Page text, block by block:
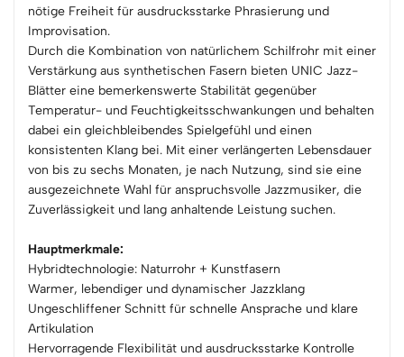
nötige Freiheit für ausdrucksstarke Phrasierung und
Improvisation.
Durch die Kombination von natürlichem Schilfrohr mit einer
Verstärkung aus synthetischen Fasern bieten UNIC Jazz-
Blätter eine bemerkenswerte Stabilität gegenüber
Temperatur- und Feuchtigkeitsschwankungen und behalten
dabei ein gleichbleibendes Spielgefühl und einen
konsistenten Klang bei. Mit einer verlängerten Lebensdauer
von bis zu sechs Monaten, je nach Nutzung, sind sie eine
ausgezeichnete Wahl für anspruchsvolle Jazzmusiker, die
Zuverlässigkeit und lang anhaltende Leistung suchen.
Hauptmerkmale:
Hybridtechnologie: Naturrohr + Kunstfasern
Warmer, lebendiger und dynamischer Jazzklang
Ungeschliffener Schnitt für schnelle Ansprache und klare
Artikulation
Hervorragende Flexibilität und ausdrucksstarke Kontrolle